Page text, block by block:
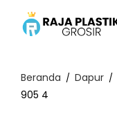
Beranda / Dapur /
905 4